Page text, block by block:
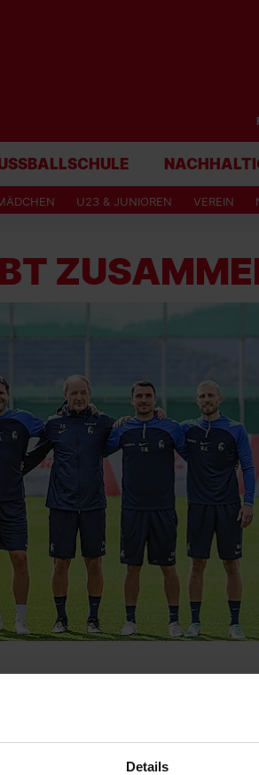
Details
U23 & JUNIOREN VEREIN
Florian Bruns und Julian Schuster
Januar mit aktuell 347 Partien alleiniger
die Mannschaft bislang in 430